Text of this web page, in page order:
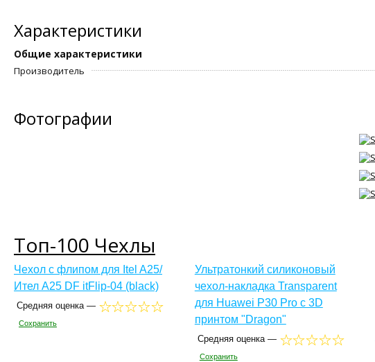
Характеристики
Общие характеристики
Производитель
Фотографии
Топ-100 Чехлы
Чехол с флипом для Itel A25/
Ител А25 DF itFlip-04 (black)
Средняя оценка —
Сохранить
Ультратонкий силиконовый
чехол-накладка Transparent
для Huawei P30 Pro с 3D
принтом "Dragon"
Средняя оценка —
Сохранить